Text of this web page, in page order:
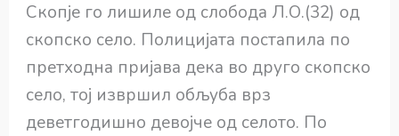
Скопје го лишиле од слобода Л.О.(32) од
скопско село. Полицијата постапила по
претходна пријава дека во друго скопско
село, тој извршил обљуба врз
деветгодишно девојче од селото. По